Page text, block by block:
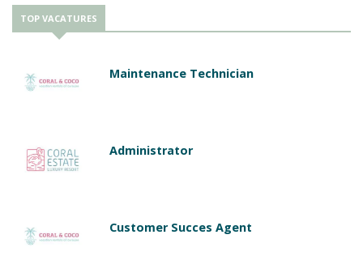
TOP VACATURES
Maintenance Technician
Administrator
Customer Succes Agent